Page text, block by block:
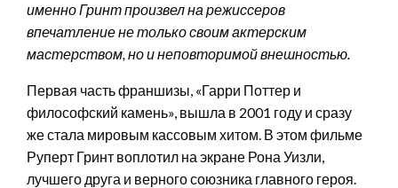
именно Гринт произвел на режиссеров
впечатление не только своим актерским
мастерством, но и неповторимой внешностью.
Первая часть франшизы, «Гарри Поттер и
философский камень», вышла в 2001 году и сразу
же стала мировым кассовым хитом. В этом фильме
Руперт Гринт воплотил на экране Рона Уизли,
лучшего друга и верного союзника главного героя.